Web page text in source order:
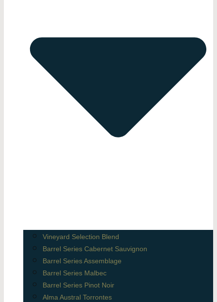
Vineyard Selection Blend
Barrel Series Cabernet Sauvignon
Barrel Series Assemblage
Barrel Series Malbec
Barrel Series Pinot Noir
Alma Austral Torrontes